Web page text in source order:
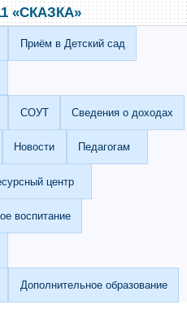
«СКАЗКА»
Приём в Детский сад
СОУТ Сведения о доходах
Новости Педагогам
центр
воспитание
Дополнительное образование